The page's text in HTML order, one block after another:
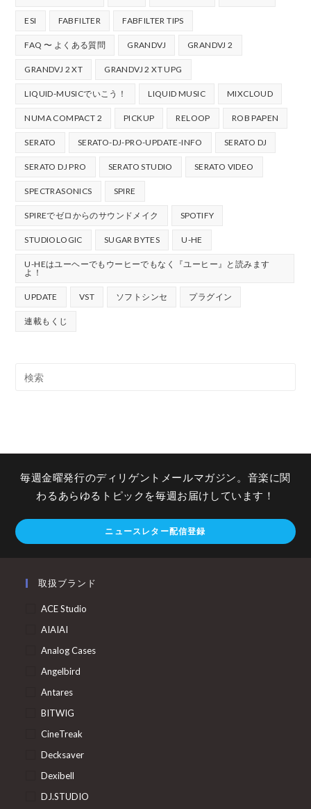
ESI FABFILTER FABFILTER TIPS
FAQ 〜 よくある質問 GRANDVJ GRANDVJ 2
GRANDVJ 2 XT GRANDVJ 2 XT UPG
LIQUID-MUSICでいこう！ LIQUID MUSIC MIXCLOUD
NUMA COMPACT 2 PICKUP RELOOP ROB PAPEN
SERATO SERATO-DJ-PRO-UPDATE-INFO SERATO DJ
SERATO DJ PRO SERATO STUDIO SERATO VIDEO
SPECTRASONICS SPIRE
SPIREでゼロからのサウンドメイク SPOTIFY
STUDIOLOGIC SUGAR BYTES U-HE
U-HEはユーヘーでもウーヒーでもなく『ユーヒー』と読みます
よ！
UPDATE VST ソフトシンセ プラグイン
連載もくじ
毎週金曜発行のディリゲントメールマガジン。音楽に関
わるあらゆるトピックを毎週お届けしています！
ニュースレター配信登録
取扱ブランド
ACE Studio
AIAIAI
Analog Cases
Angelbird
Antares
BITWIG
CineTreak
Decksaver
Dexibell
DJ.STUDIO